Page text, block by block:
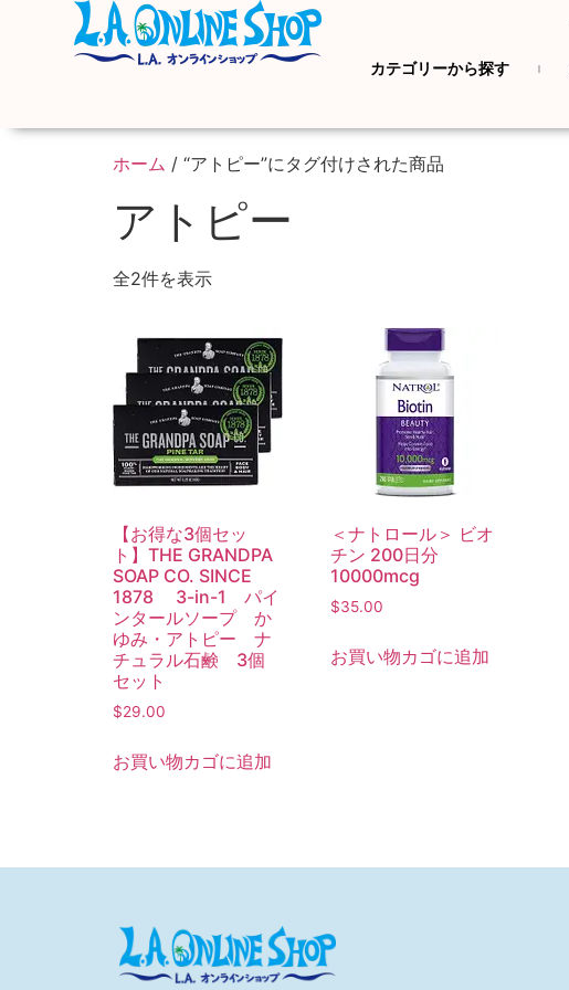
カテゴリーから探す
ホーム / “アトピー”にタグ付けされた商品
アトピー
全2件を表示
【お得な3個セッ
ト】THE GRANDPA
SOAP CO. SINCE
1878 3-in-1 パイ
ンタールソープ か
ゆみ・アトピー ナ
チュラル石鹸 3個
セット
$29.00
お買い物カゴに追加
＜ナトロール＞ ビオ
チン 200日分
10000mcg
$35.00
お買い物カゴに追加